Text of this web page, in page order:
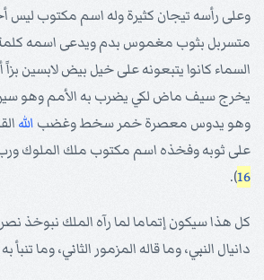
وعلى رأسه تيجان كثيرة وله اسم مكتوب ليس
متسربل بثوب مغموس بدم ويدعى اسمه
السماء كانوا يتبعونه على خيل بيض لابسين
يخرج سيف ماض لكي يضرب به الأمم وهو
وهو يدوس معصرة خمر سخط وغضب الله
على ثوبه وفخذه اسم مكتوب ملك الملوك ورب
16
).
كل هذا سيكون إتماما لما رآه الملك نبوخذ
دانيال النبي، وما قاله المزمور الثاني، وما تنبأ به